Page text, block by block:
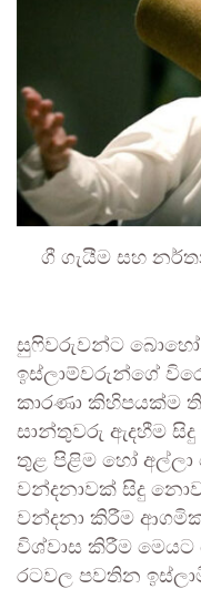
ගී ගැයීම සහ
සුෆිවරුවන්ට බොහෝ
ඉස්ලාම්වරුන්ගේ
කාරණා කිහිපයක්ම
සාන්තුවරු ඇදහීම
තුළ පිළිම හෝ අල්ලා
වන්දනාවක් සිදු
වන්දනා කිරීම ආගමික
විශ්වාස කිරීම
රටවල පවතින